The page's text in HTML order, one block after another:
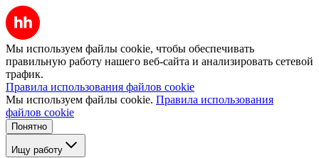
Мы используем файлы cookie, чтобы обеспечивать
правильную работу нашего веб-сайта и анализировать сетевой
трафик.
Правила использования файлов cookie
Мы используем файлы cookie. Правила использования
файлов cookie
Понятно
Ищу работу